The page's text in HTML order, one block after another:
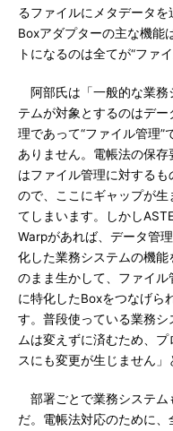
るファイルにメタデータ
Boxアダプターの主な機能
トになるのは全てが“ファ
阿部氏は「一般的な業務
テムが対象とするのはデー
理であって“ファイル管理”
ありません。電帳法の保存
はファイル管理に対するも
ので、ここにギャップが生
てしまいます。しかし
Warpがあれば、データ管
化した業務システムの機能
のまま生かして、ファイル
に特化したBoxをつなげら
す。普段使っている業務シ
ムは変えずに済むため、プ
スにも変更が生じません」
部署ごとで業務システム
だ。電帳法対応のために